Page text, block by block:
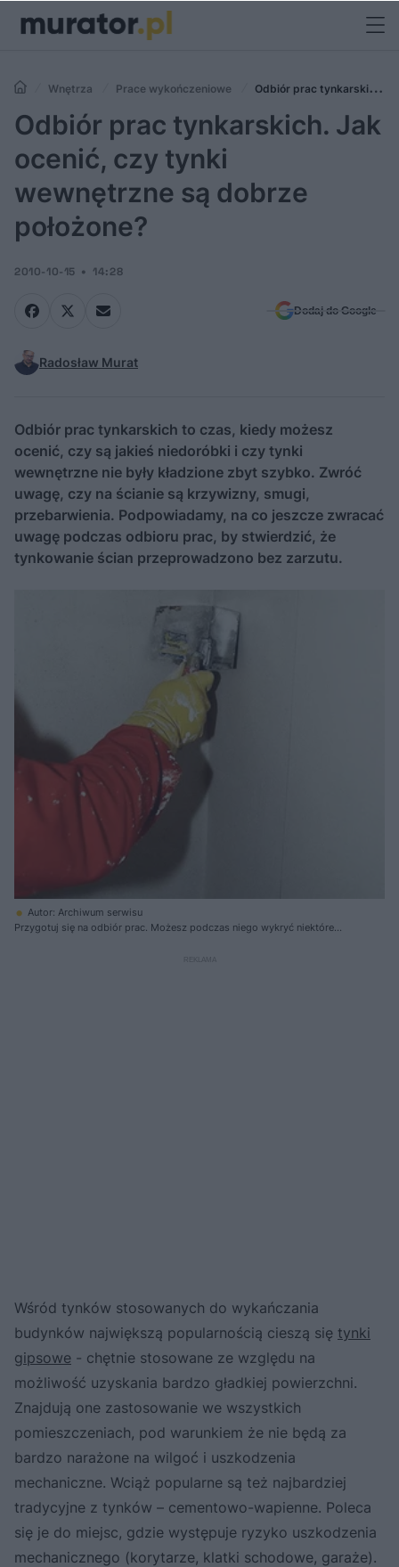
Wnętrza Prace wykończeniowe
Odbiór prac tynkarskich.
Jak ocenić, czy tynki wewnętrzne są dobrze położone?
Odbiór prac tynkarskich. Jak
ocenić, czy tynki
wewnętrzne są dobrze
położone?
2010-10-15 14:28
Dodaj do Google
Radosław Murat
Odbiór prac tynkarskich to czas, kiedy możesz
ocenić, czy są jakieś niedoróbki i czy tynki
wewnętrzne nie były kładzione zbyt szybko. Zwróć
uwagę, czy na ścianie są krzywizny, smugi,
przebarwienia. Podpowiadamy, na co jeszcze zwracać
uwagę podczas odbioru prac, by stwierdzić, że
tynkowanie ścian przeprowadzono bez zarzutu.
Autor: Archiwum serwisu
Przygotuj się na odbiór prac. Możesz podczas niego wykryć niektóre
Wśród tynków stosowanych do wykańczania
budynków największą popularnością cieszą się tynki
gipsowe - chętnie stosowane ze względu na
możliwość uzyskania bardzo gładkiej powierzchni.
Znajdują one zastosowanie we wszystkich
pomieszczeniach, pod warunkiem że nie będą za
bardzo narażone na wilgoć i uszkodzenia
mechaniczne. Wciąż popularne są też najbardziej
tradycyjne z tynków – cementowo-wapienne. Poleca
się je do miejsc, gdzie występuje ryzyko uszkodzenia
mechanicznego (korytarze, klatki schodowe, garaże).